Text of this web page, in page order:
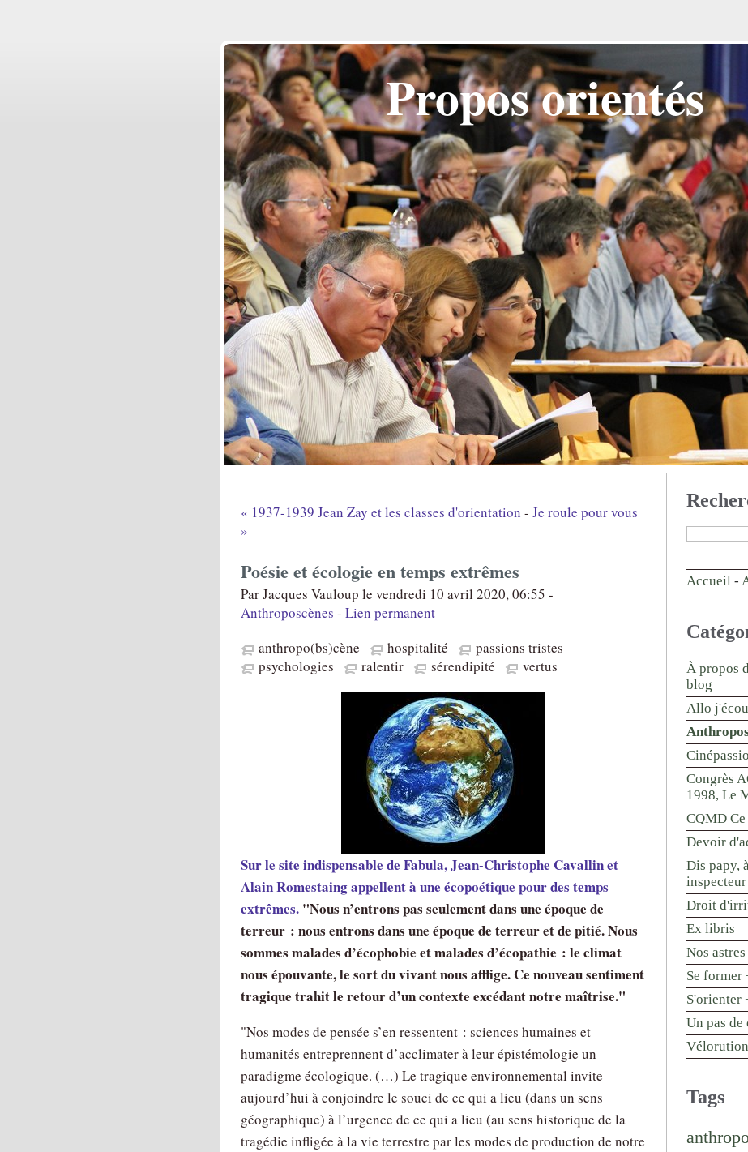
Propos orientés
« 1937-1939 Jean Zay et les classes d'orientation - Je roule pour vous
»
Poésie et écologie en temps extrêmes
Par Jacques Vauloup le vendredi 10 avril 2020, 06:55 -
Anthroposcènes - Lien permanent
anthropo(bs)cène
hospitalité
passions tristes
psychologies
ralentir sérendipité vertus
Sur le site indispensable de Fabula, Jean-Christophe Cavallin et
Alain Romestaing appellent à une écopoétique pour des temps
extrêmes. "Nous n’entrons pas seulement dans une époque de
terreur : nous entrons dans une époque de terreur et de pitié. Nous
sommes malades d’écophobie et malades d’écopathie : le climat
nous épouvante, le sort du vivant nous afflige. Ce nouveau sentiment
tragique trahit le retour d’un contexte excédant notre maîtrise."
"Nos modes de pensée s’en ressentent : sciences humaines et
humanités entreprennent d’acclimater à leur épistémologie un
paradigme écologique. (…) Le tragique environnemental invite
aujourd’hui à conjoindre le souci de ce qui a lieu (dans un sens
géographique) à l’urgence de ce qui a lieu (au sens historique de la
tragédie infligée à la vie terrestre par les modes de production de notre
Accueil -
À propos
blog
Allo
Congrès
1998, Le
CQMD
Devoir
Dis papy,
inspecteur
Droit
Ex libris
Nos
Se former
S'orienter
Un pas de
Vélorution
Tags